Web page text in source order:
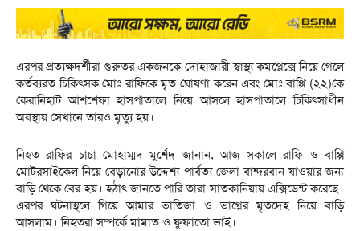
এরপর প্রত্যক্ষদর্শীরা গুরুতর একজনকে দোহাজারী স্বাস্থ্য কমপ্লেক্সে নিয়ে গেলে
কর্তব্যরত চিকিৎসক মোঃ রাফিকে মৃত ঘোষণা করেন এবং মোঃ বাপ্পি (২২)কে
কেরানিহাট আশশেফা হাসপাতালে নিয়ে আসলে হাসপাতালে চিকিৎসাধীন
অবস্থায় সেখানে তারও মৃত্যু হয়।
নিহত রাফির চাচা মোহাম্মদ মুর্শেদ জানান, আজ সকালে রাফি ও বাপ্পি
মোটরসাইকেল নিয়ে বেড়ানোর উদ্দেশ্য পার্বত্য জেলা বান্দরবান যাওয়ার জন্য
বাড়ি থেকে বের হয়। হঠাৎ জানতে পারি তারা সাতকানিয়ায় এক্সিডেন্ট করেছে।
এরপর ঘটনাস্থলে গিয়ে আমার ভাতিজা ও ভাগ্নের মৃতদেহ নিয়ে বাড়ি
আসলাম। নিহতরা সম্পর্কে মামাত ও ফুফাতো ভাই।